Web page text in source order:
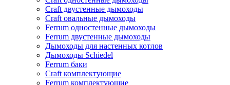
Craft двустенные дымоходы
Craft овальные дымоходы
Ferrum одностенные дымоходы
Ferrum двустенные дымоходы
Дымоходы для настенных котлов
Дымоходы Schiedel
Ferrum баки
Craft комплектующие
Ferrum комплектующие